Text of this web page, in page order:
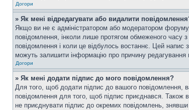
Догори
» Як мені відредагувати або видалити
Якщо ви не є адміністратором або модератором
повідомлення, інколи лише протягом обмеженого часу
повідомлення і коли це відбулось востаннє. Цей
можуть залишити інформацію про причину редагування
Догори
» Як мені додати підпис до мого повідомлення?
Для того, щоб додати підпис до вашого повідомлення,
повідомлення для того, щоб підпис приєднався. Також
не приєднувати підпис до окремих повідомлень, знявши